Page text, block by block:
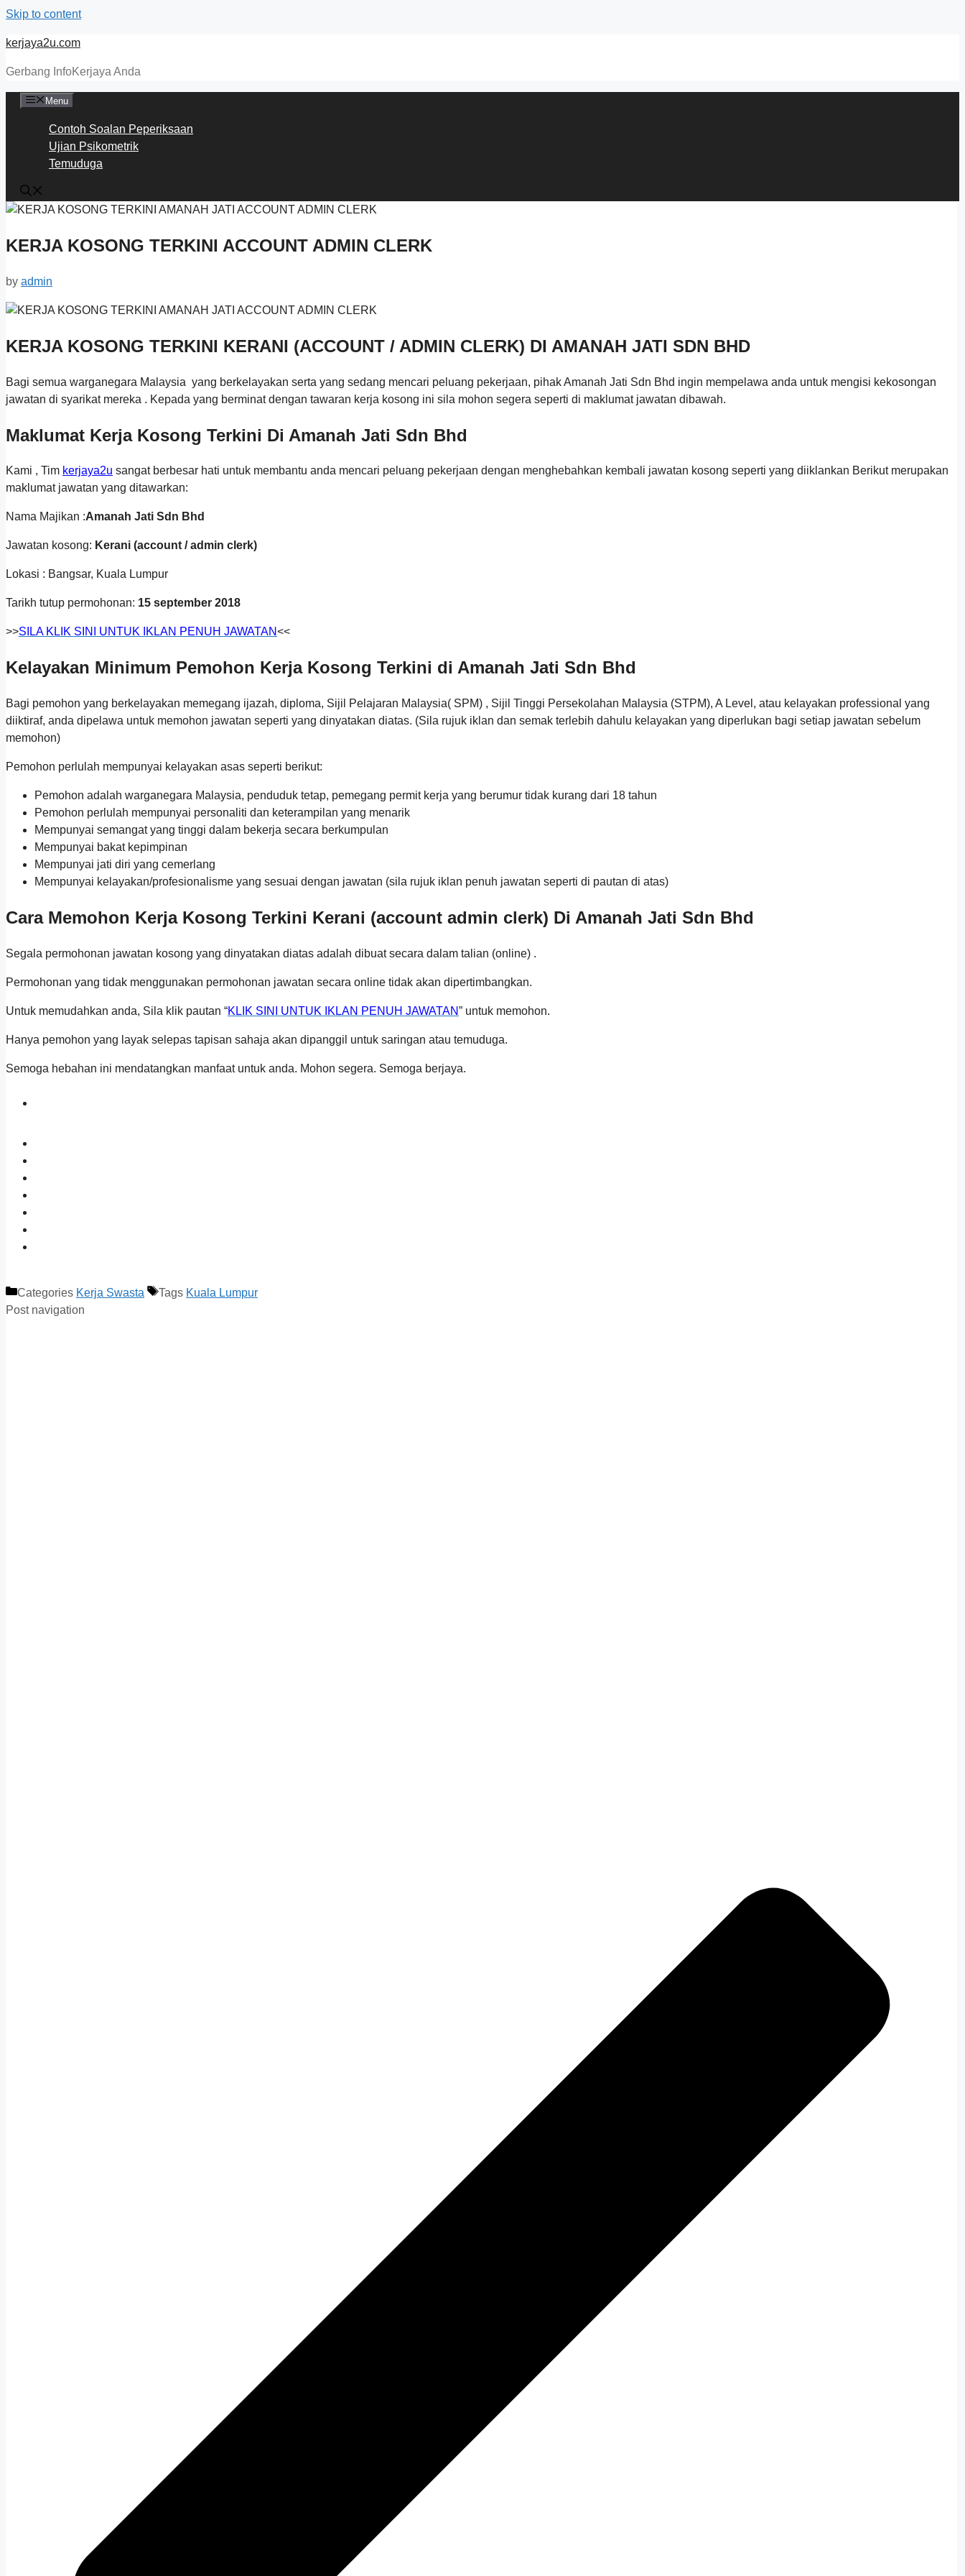
Skip to content
kerjaya2u.com
Gerbang InfoKerjaya Anda
Menu
Contoh Soalan Peperiksaan
Ujian Psikometrik
Temuduga
KERJA KOSONG TERKINI ACCOUNT ADMIN CLERK
by admin
KERJA KOSONG TERKINI KERANI (ACCOUNT / ADMIN CLERK) DI AMANAH JATI SDN BHD
Bagi semua warganegara Malaysia yang berkelayakan serta yang sedang mencari peluang pekerjaan, pihak Amanah Jati Sdn Bhd ingin mempelawa anda untuk mengisi kekosongan
jawatan di syarikat mereka . Kepada yang berminat dengan tawaran kerja kosong ini sila mohon segera seperti di maklumat jawatan dibawah.
Maklumat Kerja Kosong Terkini Di Amanah Jati Sdn Bhd
Kami , Tim kerjaya2u sangat berbesar hati untuk membantu anda mencari peluang pekerjaan dengan menghebahkan kembali jawatan kosong seperti yang diiklankan Berikut merupakan
maklumat jawatan yang ditawarkan:
Nama Majikan :Amanah Jati Sdn Bhd
Jawatan kosong: Kerani (account / admin clerk)
Lokasi : Bangsar, Kuala Lumpur
Tarikh tutup permohonan: 15 september 2018
>>SILA KLIK SINI UNTUK IKLAN PENUH JAWATAN<<
Kelayakan Minimum Pemohon Kerja Kosong Terkini di Amanah Jati Sdn Bhd
Bagi pemohon yang berkelayakan memegang ijazah, diploma, Sijil Pelajaran Malaysia( SPM) , Sijil Tinggi Persekolahan Malaysia (STPM), A Level, atau kelayakan professional yang
diiktiraf, anda dipelawa untuk memohon jawatan seperti yang dinyatakan diatas. (Sila rujuk iklan dan semak terlebih dahulu kelayakan yang diperlukan bagi setiap jawatan sebelum
memohon)
Pemohon perlulah mempunyai kelayakan asas seperti berikut:
Pemohon adalah warganegara Malaysia, penduduk tetap, pemegang permit kerja yang berumur tidak kurang dari 18 tahun
Pemohon perlulah mempunyai personaliti dan keterampilan yang menarik
Mempunyai semangat yang tinggi dalam bekerja secara berkumpulan
Mempunyai bakat kepimpinan
Mempunyai jati diri yang cemerlang
Mempunyai kelayakan/profesionalisme yang sesuai dengan jawatan (sila rujuk iklan penuh jawatan seperti di pautan di atas)
Cara Memohon Kerja Kosong Terkini Kerani (account admin clerk) Di Amanah Jati Sdn Bhd
Segala permohonan jawatan kosong yang dinyatakan diatas adalah dibuat secara dalam talian (online) .
Permohonan yang tidak menggunakan permohonan jawatan secara online tidak akan dipertimbangkan.
Untuk memudahkan anda, Sila klik pautan “KLIK SINI UNTUK IKLAN PENUH JAWATAN” untuk memohon.
Hanya pemohon yang layak selepas tapisan sahaja akan dipanggil untuk saringan atau temuduga.
Semoga hebahan ini mendatangkan manfaat untuk anda. Mohon segera. Semoga berjaya.
Categories Kerja Swasta Tags Kuala Lumpur
Post navigation